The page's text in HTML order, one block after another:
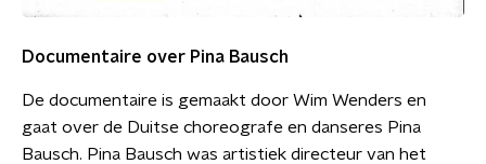
Documentaire over Pina Bausch
De documentaire is gemaakt door Wim Wenders en
gaat over de Duitse choreografe en danseres Pina
Bausch. Pina Bausch was artistiek directeur van het